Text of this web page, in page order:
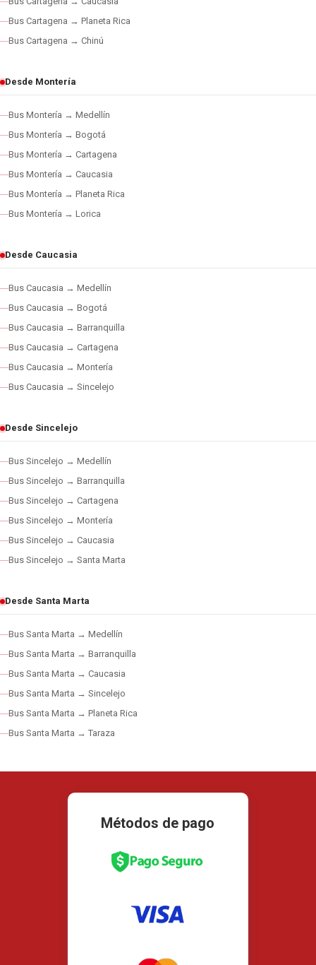
Bus Cartagena → Planeta Rica
Bus Cartagena → Chinú
Desde Montería
Bus Montería → Medellín
Bus Montería → Bogotá
Bus Montería → Cartagena
Bus Montería → Caucasia
Bus Montería → Planeta Rica
Bus Montería → Lorica
Desde Caucasia
Bus Caucasia → Medellín
Bus Caucasia → Bogotá
Bus Caucasia → Barranquilla
Bus Caucasia → Cartagena
Bus Caucasia → Montería
Bus Caucasia → Sincelejo
Desde Sincelejo
Bus Sincelejo → Medellín
Bus Sincelejo → Barranquilla
Bus Sincelejo → Cartagena
Bus Sincelejo → Montería
Bus Sincelejo → Caucasia
Bus Sincelejo → Santa Marta
Desde Santa Marta
Bus Santa Marta → Medellín
Bus Santa Marta → Barranquilla
Bus Santa Marta → Caucasia
Bus Santa Marta → Sincelejo
Bus Santa Marta → Planeta Rica
Bus Santa Marta → Taraza
Métodos de pago